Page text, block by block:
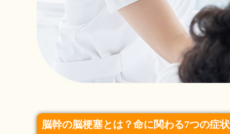
脳幹の脳梗塞とは？命に関わる7つの症